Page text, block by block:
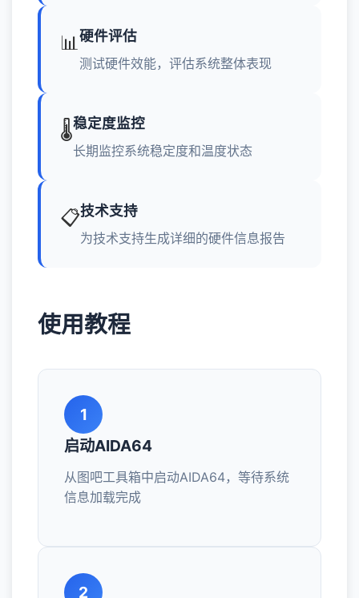
📊 硬件评估
测试硬件效能，评估系统整体表现
🌡️稳定度监控
长期监控系统稳定度和温度状态
📋技术支持
为技术支持生成详细的硬件信息报告
使用教程
1
启动AIDA64
从图吧工具箱中启动AIDA64，等待系统
信息加载完成
2